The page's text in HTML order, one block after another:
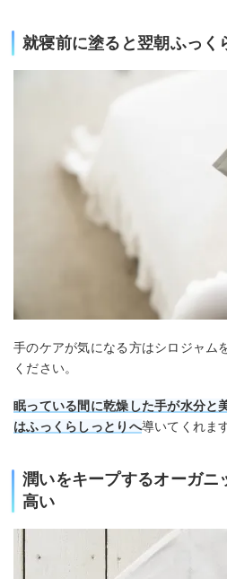
就寝前に塗ると翌朝ふっく
手のケアが気になる方はシロジャム
ください。
眠っている間に乾燥した手が水分と
はふっくらしっとりへ導いてくれま
潤いをキープするオーガニ
高い